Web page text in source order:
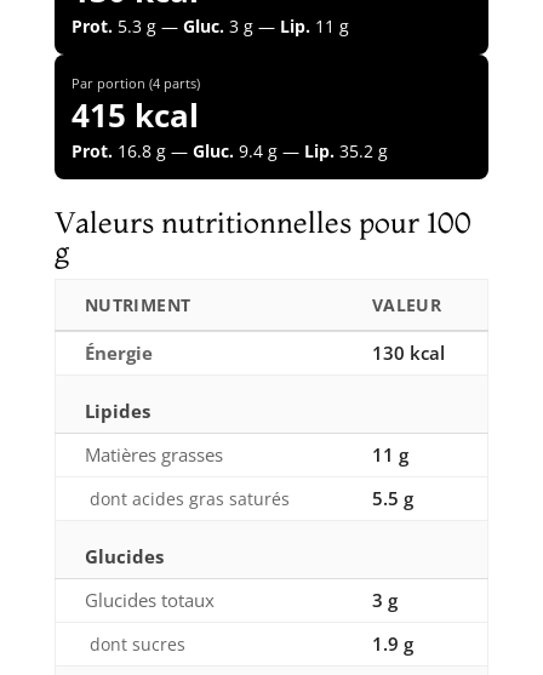
Prot.5.3 g — Gluc.3 g — Lip.11 g
Par portion (4 parts)
415 kcal
Prot.16.8 g — Gluc.9.4 g — Lip.35.2 g
Valeurs nutritionnelles pour 100
g
NUTRIMENT VALEUR
Énergie 130 kcal
Lipides
Matières grasses
11 g
dont acides gras saturés 5.5 g
Glucides
Glucides totaux
3 g
dont sucres 1.9 g